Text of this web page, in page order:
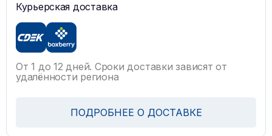
Курьерская доставка
От 1 до 12 дней. Сроки доставки зависят от
удалённости региона
ПОДРОБНЕЕ О ДОСТАВКЕ